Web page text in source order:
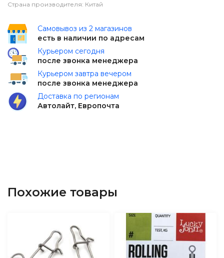
Страна производителя: Китай
Самовывоз из 2 магазинов
есть в наличии по адресам
Курьером сегодня
после звонка менеджера
Курьером завтра вечером
после звонка менеджера
Доставка по регионам
Автолайт, Европочта
Похожие товары